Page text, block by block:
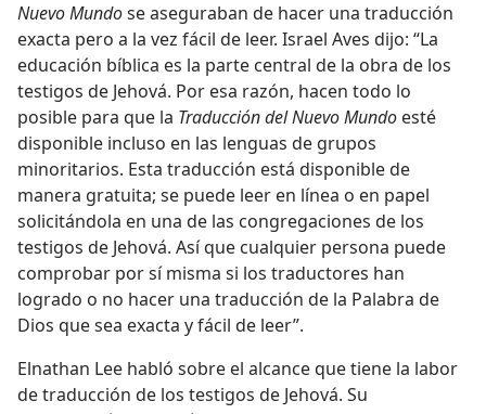
Nuevo Mundose aseguraban de hacer una traducción
exacta pero a la vez fácil de leer. Israel Aves dijo: “La
educación bíblica es la parte central de la obra de los
testigos de Jehová. Por esa razón, hacen todo lo
posible para que la Traducción del Nuevo Mundo esté
disponible incluso en las lenguas de grupos
minoritarios. Esta traducción está disponible de
manera gratuita; se puede leer en línea o en papel
solicitándola en una de las congregaciones de los
testigos de Jehová. Así que cualquier persona puede
comprobar por sí misma si los traductores han
logrado o no hacer una traducción de la Palabra de
Dios que sea exacta y fácil de leer”.
Elnathan Lee habló sobre el alcance que tiene la labor
de traducción de los testigos de Jehová. Su